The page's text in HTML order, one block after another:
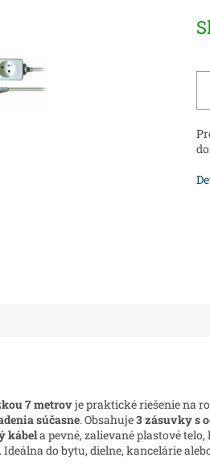
7 metrovje praktické riešenie na
súčasne. Obsahuje3 zásuvky s
kábela pevné, zalievané plastové
do bytu, dielne, kancelárie